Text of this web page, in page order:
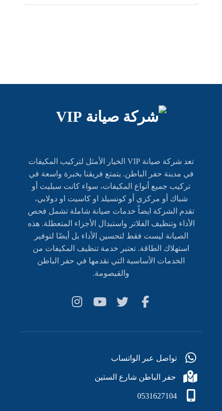
تعد شركة صيانة VIP الخيار الأمثل لتركيب المكيفات
في مدينة حفر الباطن. يتمتع فريقنا بخبرة واسعة في
تركيب جميع أنواع المكيفات، سواء كانت سبليت أو
شباك أو مركزي أو كونسيلد او كاسيت او دولابي،
تقدم الشركة ايضاً خدمات صيانة شاملة تشمل فحص
الأداء وتنظيف الفلاتر واستبدال الأجزاء المتعطلة. هذه
الصيانة ليست فقط لتحسين الأداء بل أيضًا لتوفير
استهلاك الطاقة. تعتبر خدمة تنظيف المكيفات من
الخدمات الأساسية التي نقدمها في حفر الباطن
والقيصومة.
تواصل عبر الواتساب
حفر الباطن شارع الستين
0531627104